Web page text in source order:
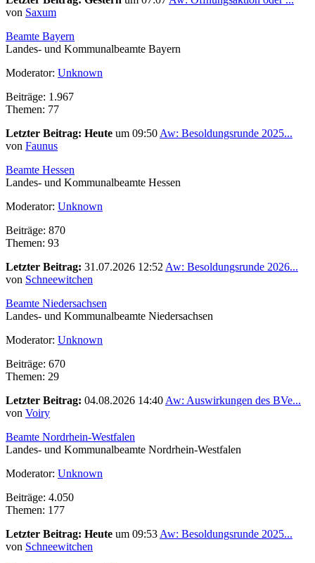
von Saxum
Beamte Bayern
Landes- und Kommunalbeamte Bayern
Moderator: Unknown
Beiträge: 1.967
Themen: 77
Letzter Beitrag: Heute um 09:50 Aw: Besoldungsrunde 2025...
von Faunus
Beamte Hessen
Landes- und Kommunalbeamte Hessen
Moderator: Unknown
Beiträge: 870
Themen: 93
Letzter Beitrag: 31.07.2026 12:52 Aw: Besoldungsrunde 2026...
von Schneewitchen
Beamte Niedersachsen
Landes- und Kommunalbeamte Niedersachsen
Moderator: Unknown
Beiträge: 670
Themen: 29
Letzter Beitrag: 04.08.2026 14:40 Aw: Auswirkungen des BVe...
von Voiry
Beamte Nordrhein-Westfalen
Landes- und Kommunalbeamte Nordrhein-Westfalen
Moderator: Unknown
Beiträge: 4.050
Themen: 177
Letzter Beitrag: Heute um 09:53 Aw: Besoldungsrunde 2025...
von Schneewitchen